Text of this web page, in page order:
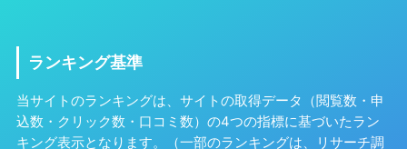
ランキング基準
当サイトのランキングは、サイトの取得データ（閲覧数・申
込数・クリック数・口コミ数）の4つの指標に基づいたラン
キング表示となります。（一部のランキングは、リサーチ調